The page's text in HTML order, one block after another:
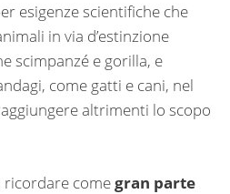
esigenze scientifiche che
in via d’estinzione
scimpanzé e gorilla, e
come gatti e cani, nel
altrimenti lo scopo
comegran parte